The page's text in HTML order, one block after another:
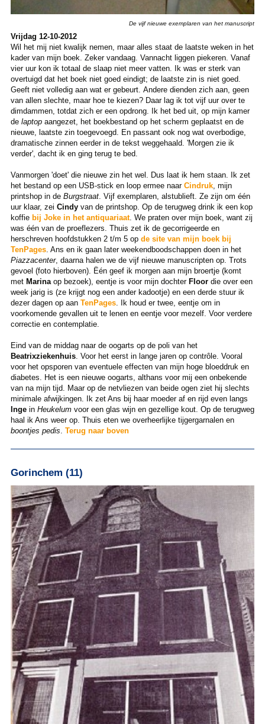
De vijf nieuwe exemplaren van het manuscript
Vrijdag 12-10-2012
Wil het mij niet kwalijk nemen, maar alles staat de laatste weken in het
kader van mijn boek. Zeker vandaag. Vannacht liggen piekeren. Vanaf
vier uur kon ik totaal de slaap niet meer vatten. Ik was er sterk van
overtuigd dat het boek niet goed eindigt; de laatste zin is niet goed.
Geeft niet volledig aan wat er gebeurt. Andere dienden zich aan, geen
van allen slechte, maar hoe te kiezen? Daar lag ik tot vijf uur over te
dimdammen, totdat zich er een opdrong. Ik het bed uit, op mijn kamer
de laptopaangezet, het boekbestand op het scherm geplaatst en de
nieuwe, laatste zin toegevoegd. En passant ook nog wat overbodige,
dramatische zinnen eerder in de tekst weggehaald. 'Morgen zie ik
verder', dacht ik en ging terug te bed.
Vanmorgen 'doet' die nieuwe zin het wel. Dus laat ik hem staan. Ik zet
het bestand op een USB-stick en loop ermee naar Cindruk, mijn
printshop in deBurgstraat. Vijf exemplaren, alstublieft. Ze zijn om één
uur klaar, zei Cindyvan de printshop. Op de terugweg drink ik een kop
koffie bij Joke in het antiquariaat. We praten over mijn boek, want zij
was één van de proeflezers. Thuis zet ik de gecorrigeerde en
herschreven hoofdstukken 2 t/m 5 op de site van mijn boek bij
TenPages. Ans en ik gaan later weekendboodschappen doen in het
Piazzacenter, daarna halen we de vijf nieuwe manuscripten op. Trots
gevoel (foto hierboven). Ëén geef ik morgen aan mijn broertje (komt
met Marinaop bezoek), eentje is voor mijn dochterFloordie over een
week jarig is (ze krijgt nog een ander kadootje) en een derde stuur ik
dezer dagen op aan TenPages. Ik houd er twee, eentje om in
voorkomende gevallen uit te lenen en eentje voor mezelf. Voor verdere
correctie en contemplatie.
Eind van de middag naar de oogarts op de poli van het
Beatrixziekenhuis. Voor het eerst in lange jaren op contrôle. Vooral
voor het opsporen van eventuele effecten van mijn hoge bloeddruk en
diabetes. Het is een nieuwe oogarts, althans voor mij een onbekende
van na mijn tijd. Maar op de netvliezen van beide ogen ziet hij slechts
minimale afwijkingen. Ik zet Ans bij haar moeder af en rijd even langs
Ingein Heukelumvoor een glas wijn en gezellige kout. Op de terugweg
haal ik Ans weer op. Thuis eten we overheerlijke tijgergarnalen en
boontjes pedis Terug naar boven
Gorinchem (11)